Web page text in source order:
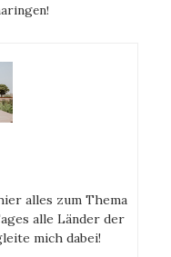
alles zum Thema
alle Länder der
mich dabei!